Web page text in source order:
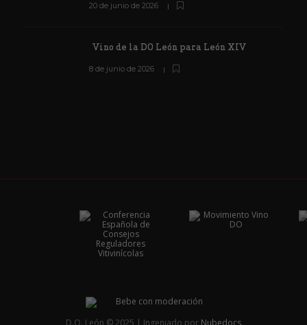
20 de junio de 2026
Vino de la DO León para León XIV
8 de junio de 2026
D.O. León © 2025 | Ingeniado por Nubedocs